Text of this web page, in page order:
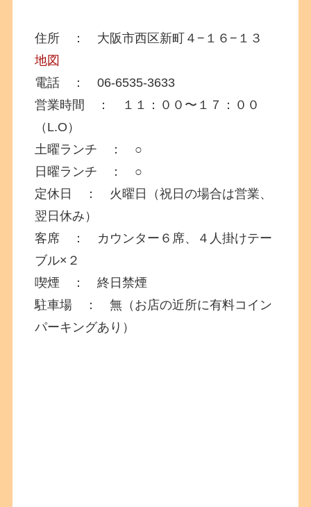
住所 ： 大阪市西区新町４−１６−１３
地図
電話 ： 06-6535-3633
営業時間 ： １１：００〜１７：００
（L.O）
土曜ランチ ： ○
日曜ランチ ： ○
定休日 ： 火曜日（祝日の場合は営業、
翌日休み）
客席 ： カウンター６席、４人掛けテー
ブル×２
喫煙 ： 終日禁煙
駐車場 ： 無（お店の近所に有料コイン
パーキングあり）